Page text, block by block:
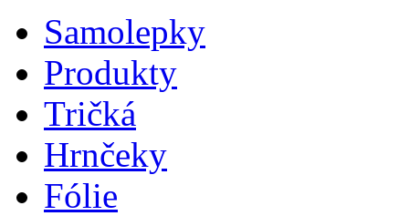
Samolepky
Produkty
Tričká
Hrnčeky
Fólie